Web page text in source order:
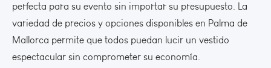
perfecta para su evento sin importar su presupuesto. La
variedad de precios y opciones disponibles en Palma de
Mallorca permite que todos puedan lucir un vestido
espectacular sin comprometer su economía.